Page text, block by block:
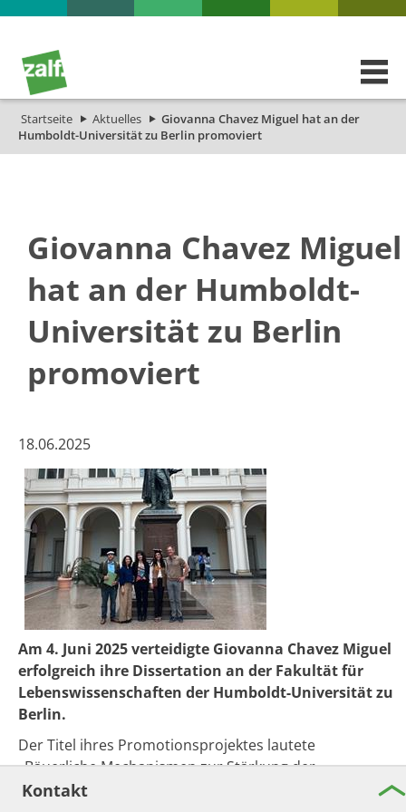
Startseite Aktuelles
Giovanna Chavez Miguel hat an der
Humboldt-Universität zu Berlin promoviert
Giovanna Chavez Miguel
hat an der Humboldt-
Universität zu Berlin
promoviert
​​​​​​​18.06.2025
Am 4. Juni 2025 verteidigte Giovanna Chavez Miguel
erfolgreich ihre Dissertation an der Fakultät für
Lebenswissenschaften der Humboldt-Universität zu
Berlin.
Der Titel ihres Promotionsprojektes lautete
„Bäuerliche Mechan​ismen zur Stärkung der
Agrarökologie in den Anden: Stimmen von sozialen
Kontakt